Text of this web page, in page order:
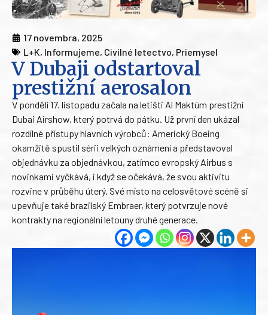
17 novembra, 2025
L+K, Informujeme, Civilné letectvo, Priemysel
V Dubaji odstartoval
prestižní aerosalon
V pondělí 17. listopadu začala na letišti Al Maktúm prestižní
Dubai Airshow, který potrvá do pátku. Už první den ukázal
rozdílné přístupy hlavních výrobců: Americký Boeing
okamžitě spustil sérii velkých oznámení a představoval
objednávku za objednávkou, zatímco evropský Airbus s
novinkami vyčkává, i když se očekává, že svou aktivitu
rozvine v průběhu úterý. Své místo na celosvětové scéně si
upevňuje také brazilský Embraer, který potvrzuje nové
kontrakty na regionální letouny druhé generace.